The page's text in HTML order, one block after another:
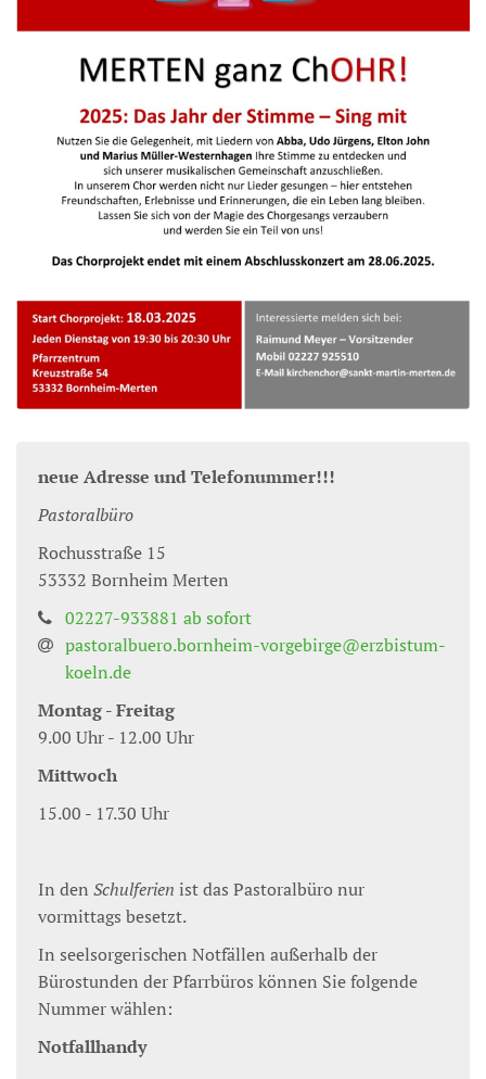
neue Adresse und Telefonummer!!!
Pastoralbüro
Rochusstraße 15
53332 Bornheim Merten
02227-933881 ab sofort
pastoralbuero.bornheim-vorgebirge@erzbistum-
koeln.de
Montag - Freitag
9.00 Uhr - 12.00 Uhr
Mittwoch
15.00 - 17.30 Uhr
In den Schulferien ist das Pastoralbüro nur
vormittags besetzt.
In seelsorgerischen Notfällen außerhalb der
Bürostunden der Pfarrbüros können Sie folgende
Nummer wählen:
Notfallhandy